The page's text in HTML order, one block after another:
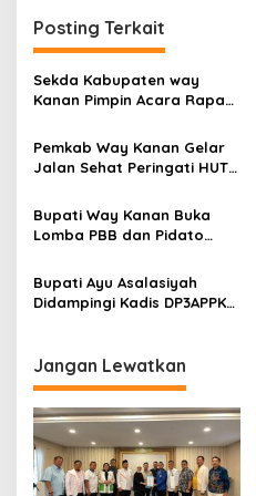
a
s
i
o
Posting Terkait
Sekda Kabupaten way
Kanan Pimpin Acara Rapat
Pangeran Tuha
Pemkab Way Kanan Gelar
Jalan Sehat Peringati HUT
Bupati Way Kanan Buka
Lomba PBB dan Pidato
Semangat Pelestarian
Budaya
Bupati Ayu Asalasiyah
Didampingi Kadis DP3APPKB
Kabupaten Layak Anak
Jangan Lewatkan